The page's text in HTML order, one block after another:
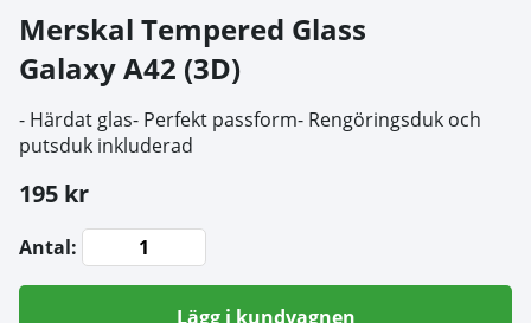
Merskal Tempered Glass
Galaxy A42 (3D)
- Härdat glas- Perfekt passform- Rengöringsduk och
putsduk inkluderad
195 kr
Antal:
Lägg i kundvagnen